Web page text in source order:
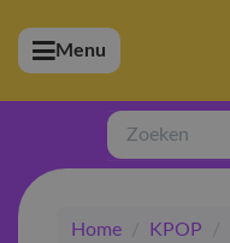
(Artiesten)
(Merchandise)
(Exclusive)
Menu
Zoeken
Home / KPOP /